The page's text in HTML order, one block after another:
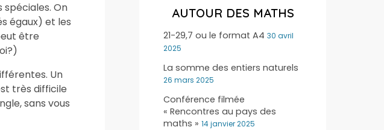
On
égaux) et les
être
Un
très difficile
sans vous
AUTOUR DES MATHS
21-29,7 ou le format A4 30 avril
2025
La somme des entiers naturels
26 mars 2025
Conférence filmée
« Rencontres au pays des
maths » 14 janvier 2025